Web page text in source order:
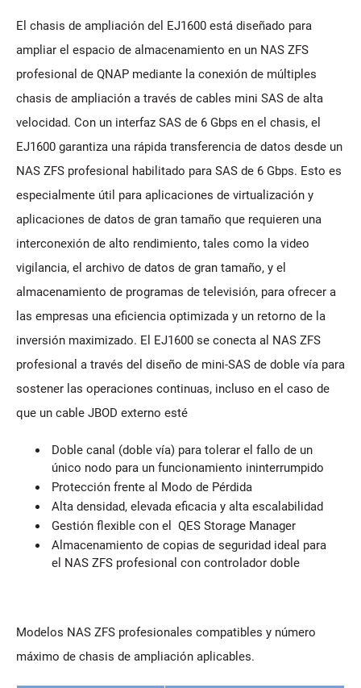
El chasis de ampliación del EJ1600 está diseñado para
ampliar el espacio de almacenamiento en un NAS ZFS
profesional de QNAP mediante la conexión de múltiples
chasis de ampliación a través de cables mini SAS de alta
velocidad. Con un interfaz SAS de 6 Gbps en el chasis, el
EJ1600 garantiza una rápida transferencia de datos desde un
NAS ZFS profesional habilitado para SAS de 6 Gbps. Esto es
especialmente útil para aplicaciones de virtualización y
aplicaciones de datos de gran tamaño que requieren una
interconexión de alto rendimiento, tales como la video
vigilancia, el archivo de datos de gran tamaño, y el
almacenamiento de programas de televisión, para ofrecer a
las empresas una eficiencia optimizada y un retorno de la
inversión maximizado. El EJ1600 se conecta al NAS ZFS
profesional a través del diseño de mini-SAS de doble vía para
sostener las operaciones continuas, incluso en el caso de
que un cable JBOD externo esté
Doble canal (doble vía) para tolerar el fallo de un
único nodo para un funcionamiento ininterrumpido
Protección frente al Modo de Pérdida
Alta densidad, elevada eficacia y alta escalabilidad
Gestión flexible con el QES Storage Manager
Almacenamiento de copias de seguridad ideal para
el NAS ZFS profesional con controlador doble
Modelos NAS ZFS profesionales compatibles y número
máximo de chasis de ampliación aplicables.